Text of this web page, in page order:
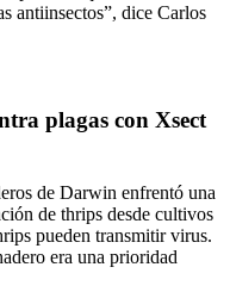
antiinsectos”, dice Carlos
plagas con Xsect
de Darwin enfrentó una
de thrips desde cultivos
pueden transmitir virus.
era una prioridad